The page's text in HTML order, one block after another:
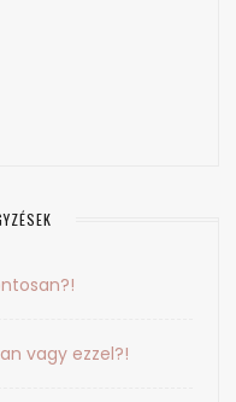
vagy ezzel?!